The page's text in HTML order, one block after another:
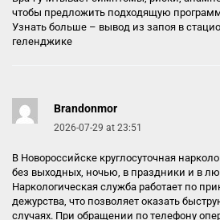
чтобы предложить подходящую
Узнать больше – вывод из запоя в
геленджике
Brandonmor
2026-07-29 at 23:51
В Новороссийске круглосуточная
без выходных, ночью, в праздники и в
Наркологическая служба работает по
дежурства, что позволяет оказать
случаях. При обращении по телефону